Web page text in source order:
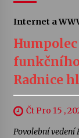
Internet a
Radnice
Čt Pro 15 ,
Povolební vedení